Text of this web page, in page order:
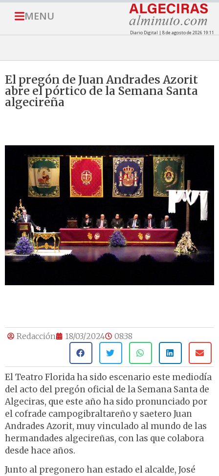
MENU
Diario Digital | 8 de agosto de 2026 19:11
El pregón de Juan Andrades Azorit
abre el pórtico de la Semana Santa
algecireña
Redacción 18/03/2024 08:38
El Teatro Florida ha sido escenario este mediodía
del acto del pregón oficial de la Semana Santa de
Algeciras, que este año ha sido pronunciado por
el cofrade campogibraltareño y saetero Juan
Andrades Azorit, muy vinculado al mundo de las
hermandades algecireñas, con las que colabora
desde hace años.
Junto al pregonero han estado el alcalde, José